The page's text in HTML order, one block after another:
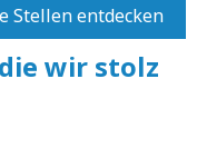
Stellen entdecken
wir stolz